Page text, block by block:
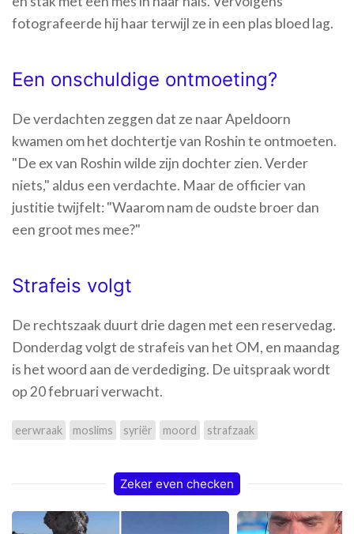
fotografeerde hij haar terwijl ze in een plas bloed lag.
Een onschuldige ontmoeting?
De verdachten zeggen dat ze naar Apeldoorn
kwamen om het dochtertje van Roshin te ontmoeten.
"De ex van Roshin wilde zijn dochter zien. Verder
niets," aldus een verdachte. Maar de officier van
justitie twijfelt: "Waarom nam de oudste broer dan
een groot mes mee?"
Strafeis volgt
De rechtszaak duurt drie dagen met een reservedag.
Donderdag volgt de strafeis van het OM, en maandag
is het woord aan de verdediging. De uitspraak wordt
op 20 februari verwacht.
eerwraak moslims syriër moord strafzaak
Zeker even checken